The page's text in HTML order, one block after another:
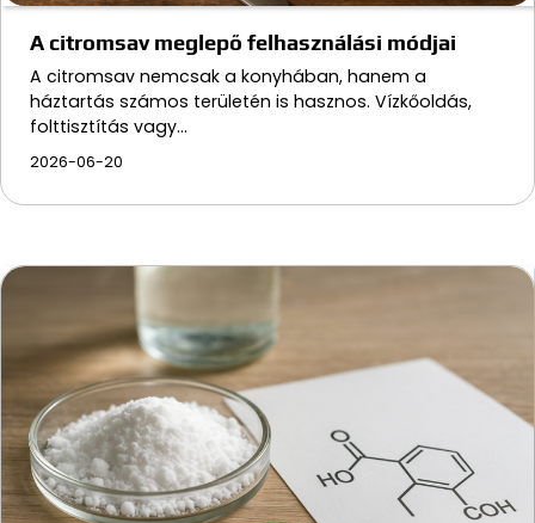
A citromsav meglepő felhasználási módjai
A citromsav nemcsak a konyhában, hanem a
háztartás számos területén is hasznos. Vízkőoldás,
folttisztítás vagy…
2026-06-20